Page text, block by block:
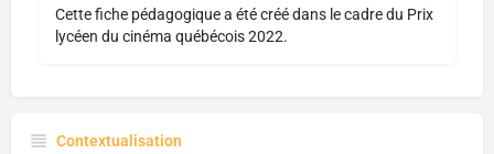
Cette fiche pédagogique a été créé dans le cadre du Prix
lycéen du cinéma québécois 2022.
Contextualisation